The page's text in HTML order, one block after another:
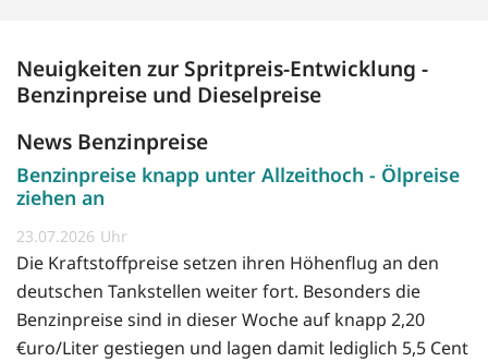
Neuigkeiten zur Spritpreis-Entwicklung -
Benzinpreise und Dieselpreise
News Benzinpreise
Benzinpreise knapp unter Allzeithoch - Ölpreise
ziehen an
23.07.2026
Die Kraftstoffpreise setzen ihren Höhenflug an den
deutschen Tankstellen weiter fort. Besonders die
Benzinpreise sind in dieser Woche auf knapp 2,20
€uro/Liter gestiegen und lagen damit lediglich 5,5 Cent